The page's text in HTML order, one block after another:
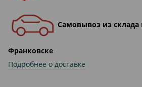
Самовывоз из склада
Франковске
Подробнее о доставке